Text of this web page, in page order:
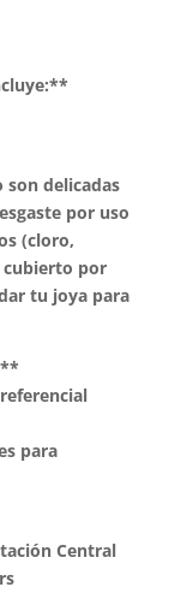
delicadas
por uso
(cloro,
cubierto por
tu joya para
para
Central